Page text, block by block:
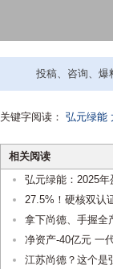
投稿、咨询、
关键字阅读： 弘元绿能
相关阅读
弘元绿能：2025
27.5%！硬核双认
拿下尚德、手握全
净资产-40亿元 一
江苏尚德？这个是